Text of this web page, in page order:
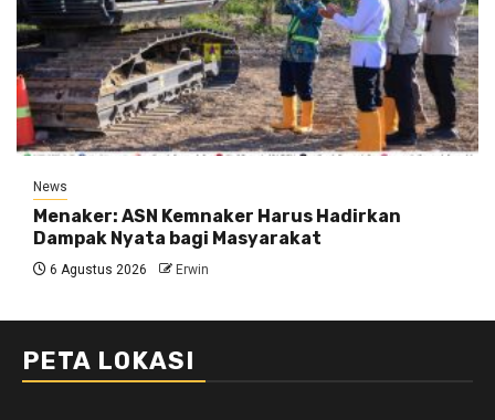
News
Menaker: ASN Kemnaker Harus Hadirkan
Dampak Nyata bagi Masyarakat
6 Agustus 2026 Erwin
PETA LOKASI